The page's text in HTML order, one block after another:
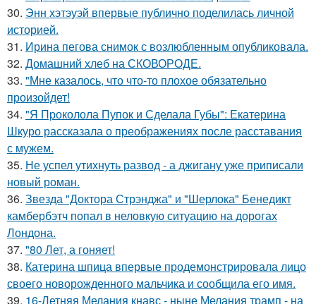
30. Энн хэтэуэй впервые публично поделилась личной
историей.
31. Ирина пегова снимок с возлюбленным опубликовала.
32. Домашний хлеб на СКОВОРОДЕ.
33. "Мне казалось, что что-то плохое обязательно
произойдет!
34. "Я Проколола Пупок и Сделала Губы": Екатерина
Шкуро рассказала о преображениях после расставания
с мужем.
35. Не успел утихнуть развод - а джигану уже приписали
новый роман.
36. Звезда "Доктора Стрэнджа" и "Шерлока" Бенедикт
камбербэтч попал в неловкую ситуацию на дорогах
Лондона.
37. "80 Лет, а гоняет!
38. Катерина шпица впервые продемонстрировала лицо
своего новорожденного мальчика и сообщила его имя.
39. 16-Летняя Мелания кнавс - ныне Мелания трамп - на